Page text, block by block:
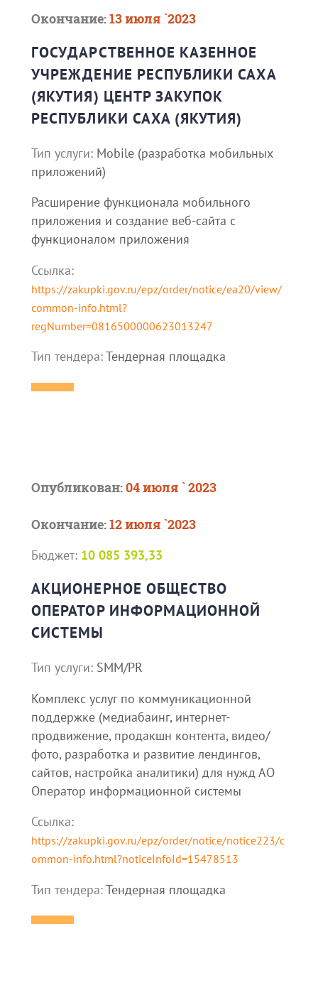
Окончание:13 июля `2023
ГОСУДАРСТВЕННОЕ КАЗЕННОЕ
УЧРЕЖДЕНИЕ РЕСПУБЛИКИ САХА
(ЯКУТИЯ) ЦЕНТР ЗАКУПОК
РЕСПУБЛИКИ САХА (ЯКУТИЯ)
Тип услуги: Mobile (разработка мобильных
приложений)
Расширение функционала мобильного
приложения и создание веб-сайта с
функционалом приложения
Ссылка:
https://zakupki.gov.ru/epz/order/notice/ea20/view/
common-info.html?
regNumber=0816500000623013247
Тип тендера:Тендерная площадка
Опубликован:04 июля ` 2023
Окончание:12 июля `2023
Бюджет: 10 085 393,33
АКЦИОНЕРНОЕ ОБЩЕСТВО
ОПЕРАТОР ИНФОРМАЦИОННОЙ
СИСТЕМЫ
Тип услуги: SMM/PR
Комплекс услуг по коммуникационной
поддержке (медиабаинг, интернет-
продвижение, продакшн контента, видео/
фото, разработка и развитие лендингов,
сайтов, настройка аналитики) для нужд АО
Оператор информационной системы
Ссылка:
https://zakupki.gov.ru/epz/order/notice/notice223/c
ommon-info.html?noticeInfoId=15478513
Тип тендера:Тендерная площадка